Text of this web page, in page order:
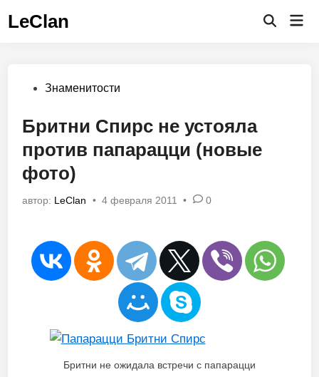
LeClan
Открыть
Опубликовано
Знаменитости
Бритни Спирс не устояла
против папарацци (новые
фото)
автор: LeClan • 4 февраля 2011 • 0
Бритни не ожидала встречи с папарацци